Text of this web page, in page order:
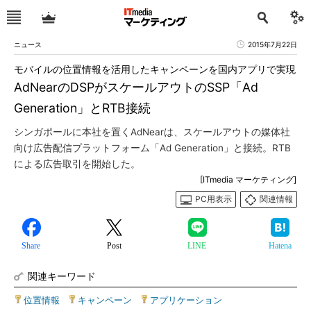
ニュース 2015年7月22日
AdNearのDSPがスケールアウトのSSP「Ad
Generation」とRTB接続
モバイルの位置情報を活用したキャンペーンを国内アプリで実現
シンガポールに本社を置くAdNearは、スケールアウトの媒体社
向け広告配信プラットフォーム「Ad Generation」と接続。RTB
による広告取引を開始した。
[ITmedia マーケティング]
PC用表示
関連情報
Share Post LINE Hatena
関連キーワード
位置情報 キャンペーン アプリケーション